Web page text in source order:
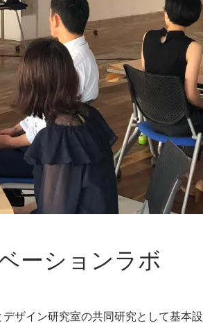
ーションラボ
ザイン研究室の共同研究として基本設